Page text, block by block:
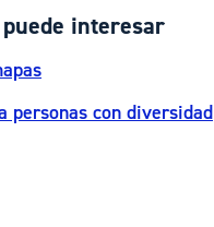
interesar
personas con diversidad